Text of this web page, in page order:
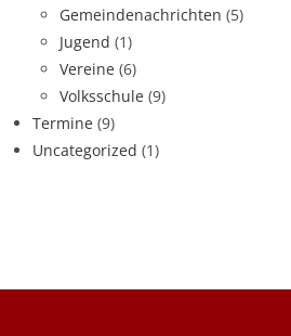
Gemeindenachrichten (5)
Jugend (1)
Vereine (6)
Volksschule (9)
Termine (9)
Uncategorized (1)